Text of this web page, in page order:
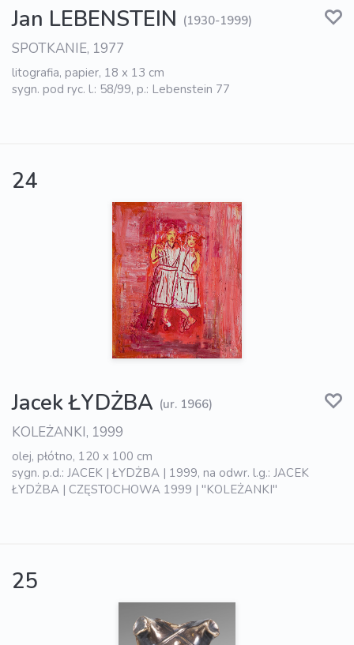
Jan LEBENSTEIN (1930-1999)
SPOTKANIE, 1977
litografia, papier, 18 x 13 cm
sygn. pod ryc. l.: 58/99, p.: Lebenstein 77
24
Jacek ŁYDŻBA (ur. 1966)
KOLEŻANKI, 1999
olej, płótno, 120 x 100 cm
sygn. p.d.: JACEK | ŁYDŻBA | 1999, na odwr. l.g.: JACEK
ŁYDŻBA | CZĘSTOCHOWA 1999 | "KOLEŻANKI"
25